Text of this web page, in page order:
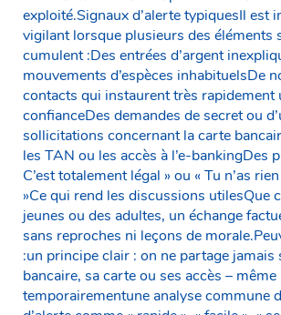
exploité.Signaux d’alerte typiquesIl est
vigilant lorsque plusieurs des éléments
cumulent :Des entrées d’argent
mouvements d’espèces inhabituelsDe
contacts qui instaurent très rapidement
confianceDes demandes de secret ou
sollicitations concernant la carte
les TAN ou les accès à l’e-bankingDes
C’est totalement légal » ou « Tu n’as
»Ce qui rend les discussions utilesQue
jeunes ou des adultes, un échange
sans reproches ni leçons de
:un principe clair : on ne partage jamais
bancaire, sa carte ou ses accès – même
temporairementune analyse commune